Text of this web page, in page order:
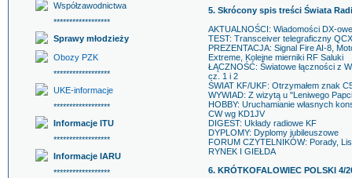
Współzawodnictwa
******************
Sprawy młodzieży
Obozy PZK
******************
UKE-informacje
******************
Informacje ITU
******************
Informacje IARU
******************
5. Skrócony spis treści Świata
AKTUALNOŚCI: Wiadomości DX-
TEST: Transceiver telegraficzny QCX
PREZENTACJA: Signal Fire AI-8,
Extreme, Kolejne mierniki RF Saluki
ŁĄCZNOŚĆ: Światowe łączności z
cz. 1 i 2
ŚWIAT KF/UKF: Otrzymałem znak
WYWIAD: Z wizytą u "Leniwego
HOBBY: Uruchamianie własnych
CW wg KD1JV
DIGEST: Układy radiowe KF
DYPLOMY: Dyplomy jubileuszowe
FORUM CZYTELNIKÓW: Porady,
RYNEK I GIEŁDA
6. KRÓTKOFALOWIEC POLSKI 4/